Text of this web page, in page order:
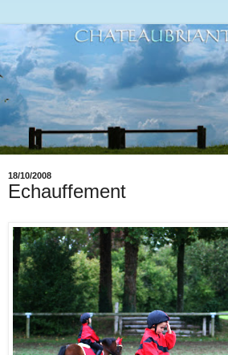
18/10/2008
Echauffement